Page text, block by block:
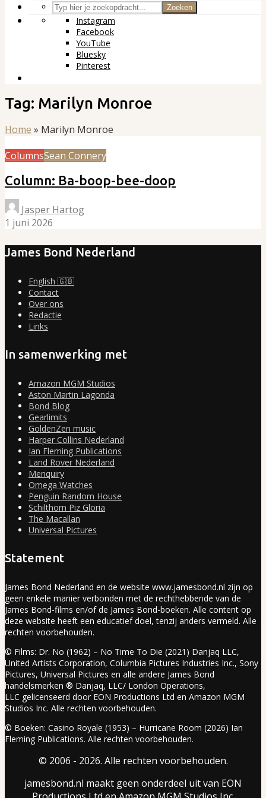
Zoeken
Instagram
Facebook
YouTube
Bluesky
Pinterest
Tag: Marilyn Monroe
Home » Marilyn Monroe
ColumnsSean Connery
Column: Ba-boop-bee-doop
Jasper Hartog
1 juni 2026
James Bond Nederland
English 🇬🇧
Contact
Over ons
Redactie
Links
In samenwerking met
Amazon MGM Studios
Aston Martin Lagonda
Bond Blog
Gearlimits
GoldenZen music
Harper Collins Nederland
Ian Fleming Publications
Land Rover Nederland
Menquiry
Omega Watches
Penguin Random House
Schilthorn Piz Gloria
The Macallan
Universal Pictures
Statement
James Bond Nederland en de website www.jamesbond.nl zijn op
geen enkele manier verbonden met de rechthebbende van de
James Bond-films en/of de James Bond-boeken. Alle content op
deze website heeft een educatief doel, tenzij anders vermeld. Alle
rechten voorbehouden.
© Films: Dr. No (1962) – No Time To Die (2021) Danjaq LLC,
United Artists Corporation, Columbia Pictures Industries Inc., Sony
Pictures, Universal Pictures en alle andere James Bond
handelsmerken ® Danjaq, LLC/ London Operations,
LLC gelicenseerd door EON Productions Ltd en Amazon MGM
Studios Inc. Alle rechten voorbehouden.
© Boeken: Casino Royale (1953) – Hurricane Room (2026) Ian
Fleming Publications. Alle rechten voorbehouden.
© 2006 - 2026. Alle rechten voorbehouden.
jamesbond.nl maakt geen onderdeel uit van EON